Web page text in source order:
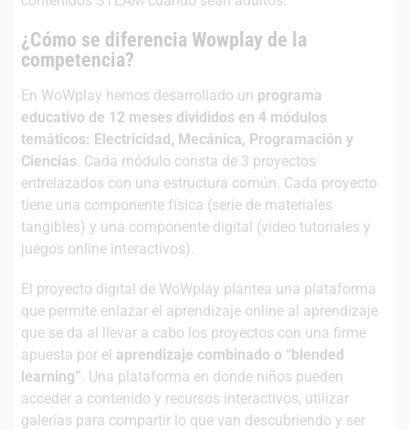
¿Cómo se diferencia Wowplay de la
competencia?
En WoWplay hemos desarrollado un programa
educativo de 12 meses divididos en 4 módulos
temáticos: Electricidad, Mecánica, Programación y
Ciencias . Cada módulo consta de 3 proyectos
entrelazados con una estructura común. Cada proyecto
tiene una componente física (serie de materiales
tangibles) y una componente digital (video tutoriales y
juegos online interactivos).
El proyecto digital de WoWplay plantea una plataforma
que permite enlazar el aprendizaje online al aprendizaje
que se da al llevar a cabo los proyectos con una firme
apuesta por el aprendizaje combinado o “blended
learning” . Una plataforma en donde niños pueden
acceder a contenido y recursos interactivos, utilizar
galerías para compartir lo que van descubriendo y ser